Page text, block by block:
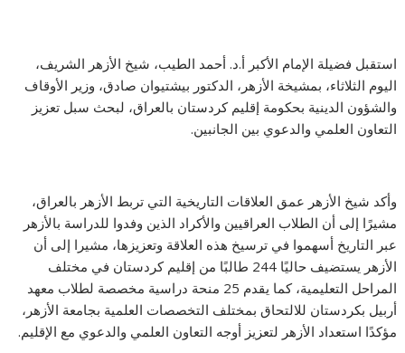
استقبل فضيلة الإمام الأكبر أ.د. أحمد الطيب، شيخ الأزهر الشريف،
اليوم الثلاثاء، بمشيخة الأزهر، الدكتور بيشتيوان صادق، وزير الأوقاف
والشؤون الدينية بحكومة إقليم كردستان بالعراق، لبحث سبل تعزيز
التعاون العلمي والدعوي بين الجانبين.
وأكد شيخ الأزهر عمق العلاقات التاريخية التي تربط الأزهر بالعراق،
مشيرًا إلى أن الطلاب العراقيين والأكراد الذين وفدوا للدراسة بالأزهر
عبر التاريخ أسهموا في ترسيخ هذه العلاقة وتعزيزها، مشيرا إلى أن
الأزهر يستضيف حاليًا 244 طالبًا من إقليم كردستان في مختلف
المراحل التعليمية، كما يقدم 25 منحة دراسية مخصصة لطلاب معهد
أربيل بكردستان للالتحاق بمختلف التخصصات العلمية بجامعة الأزهر،
مؤكدًا استعداد الأزهر لتعزيز أوجه التعاون العلمي والدعوي مع الإقليم.